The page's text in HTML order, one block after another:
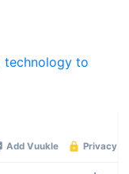
technology to